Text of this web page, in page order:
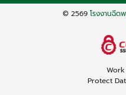
© 2569โรงงานฉีด
Protect